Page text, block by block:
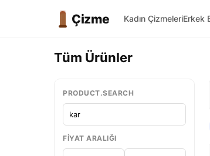
Çizme Kadın ÇizmeleriErkek
Tüm Ürünler
PRODUCT.SEARCH
FIYAT ARALIĞI